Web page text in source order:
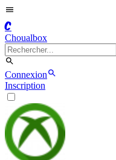
C
Choualbox
Connexion
Inscription